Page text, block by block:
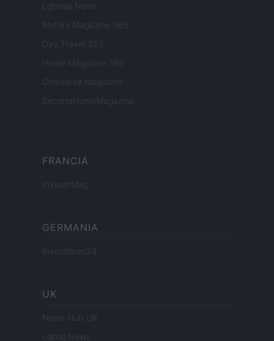
Lgbtqia News
Motors Magazine 365
Day Travel 365
Home Magazine 365
Cineverse Magazine
SecondHomeMagazine
FRANCIA
InvestirMag
GERMANIA
Investieren24
UK
News Hub UK
Lgbtq News